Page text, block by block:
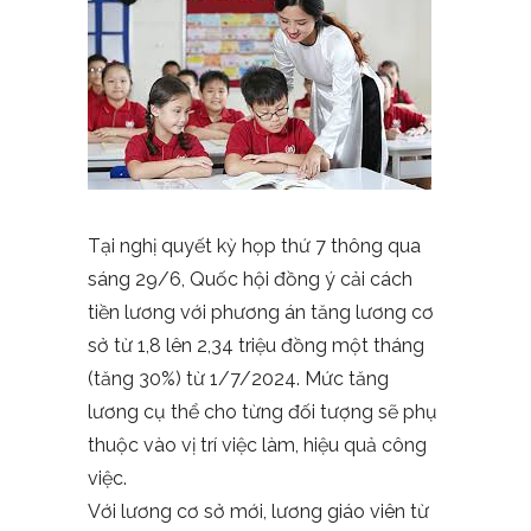
Tại nghị quyết kỳ họp thứ 7 thông qua
sáng 29/6, Quốc hội đồng ý cải cách
tiền lương với phương án tăng lương cơ
sở từ 1,8 lên 2,34 triệu đồng một tháng
(tăng 30%) từ 1/7/2024. Mức tăng
lương cụ thể cho từng đối tượng sẽ phụ
thuộc vào vị trí việc làm, hiệu quả công
việc.
Với lương cơ sở mới, lương giáo viên từ